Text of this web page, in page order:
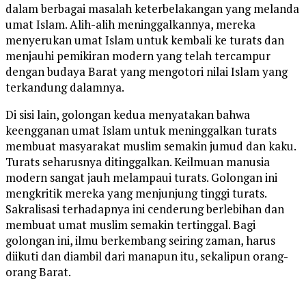
dalam berbagai masalah keterbelakangan yang melanda
umat Islam. Alih-alih meninggalkannya, mereka
menyerukan umat Islam untuk kembali ke turats dan
menjauhi pemikiran modern yang telah tercampur
dengan budaya Barat yang mengotori nilai Islam yang
terkandung dalamnya.
Di sisi lain, golongan kedua menyatakan bahwa
keengganan umat Islam untuk meninggalkan turats
membuat masyarakat muslim semakin jumud dan kaku.
Turats seharusnya ditinggalkan. Keilmuan manusia
modern sangat jauh melampaui turats. Golongan ini
mengkritik mereka yang menjunjung tinggi turats.
Sakralisasi terhadapnya ini cenderung berlebihan dan
membuat umat muslim semakin tertinggal. Bagi
golongan ini, ilmu berkembang seiring zaman, harus
diikuti dan diambil dari manapun itu, sekalipun orang-
orang Barat.